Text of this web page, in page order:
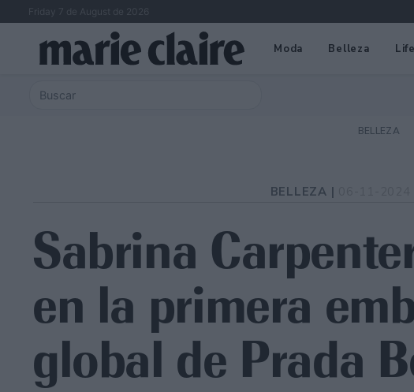
Friday 7 de August de 2026
Moda Belleza
BELLEZA
BELLEZA |
Sabrina
en la primera
global de Prada